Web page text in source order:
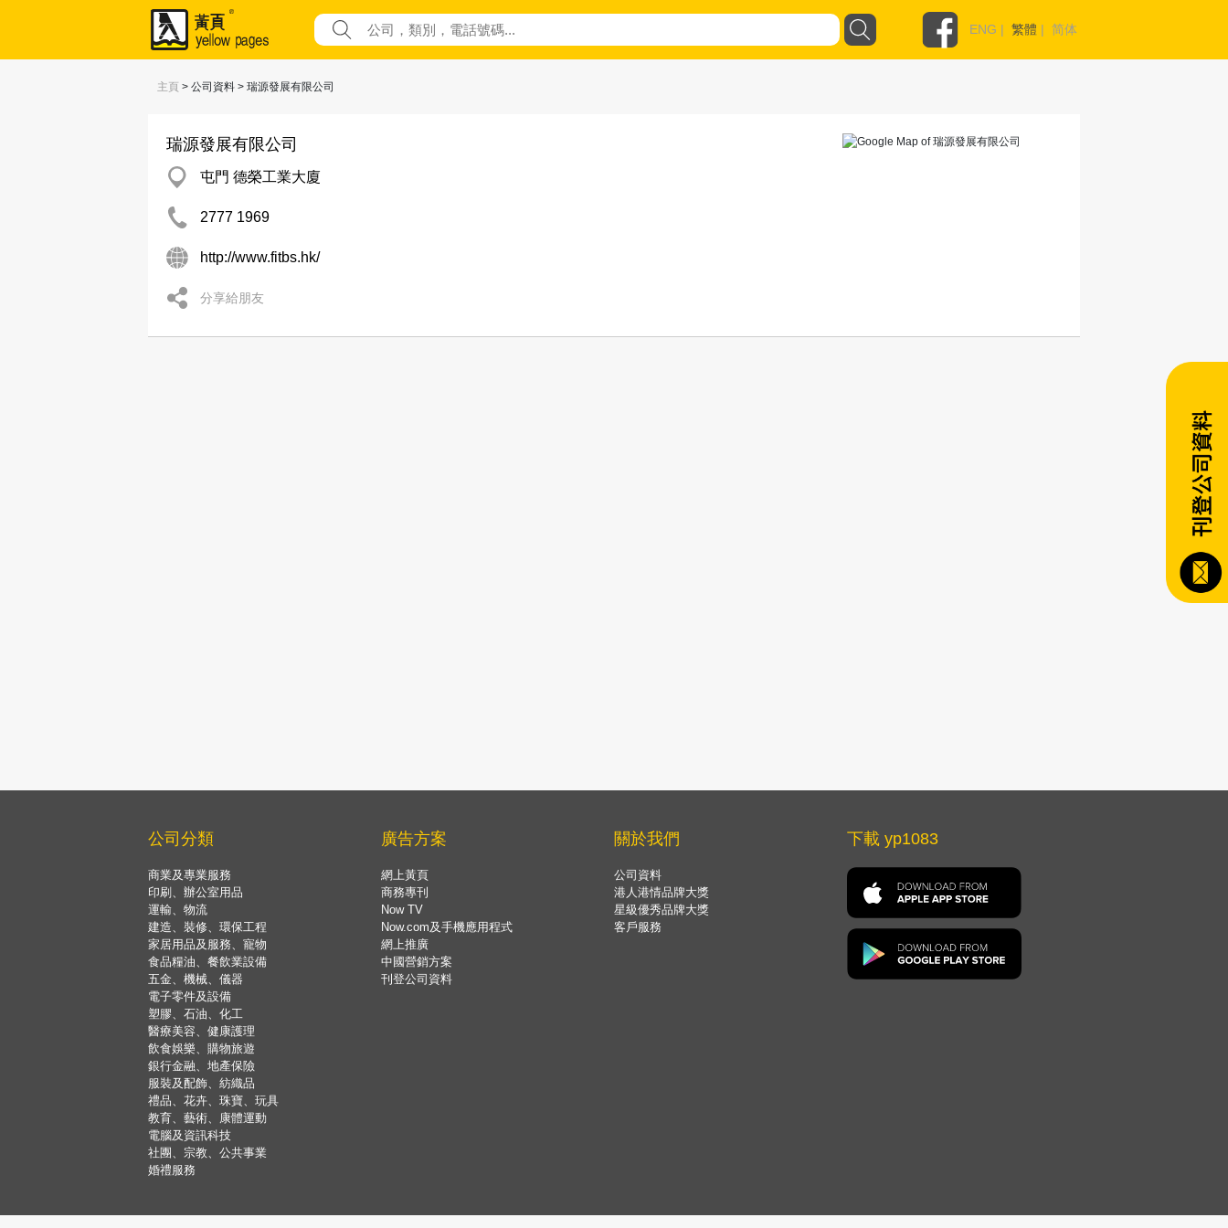
ENG | 繁體 | 简体
主頁 > 公司資料 > 瑞源發展有限公司
瑞源發展有限公司
屯門 德榮工業大廈
2777 1969
http://www.fitbs.hk/
分享給朋友
公司分類
商業及專業服務
印刷、辦公室用品
運輸、物流
建造、裝修、環保工程
家居用品及服務、寵物
食品糧油、餐飲業設備
五金、機械、儀器
電子零件及設備
塑膠、石油、化工
醫療美容、健康護理
飲食娛樂、購物旅遊
銀行金融、地產保險
服裝及配飾、紡織品
禮品、花卉、珠寶、玩具
教育、藝術、康體運動
電腦及資訊科技
社團、宗教、公共事業
婚禮服務
廣告方案
網上黃頁
商務專刊
Now TV
Now.com及手機應用程式
網上推廣
中國營銷方案
刊登公司資料
關於我們
公司資料
港人港情品牌大獎
星級優秀品牌大獎
客戶服務
下載 yp1083